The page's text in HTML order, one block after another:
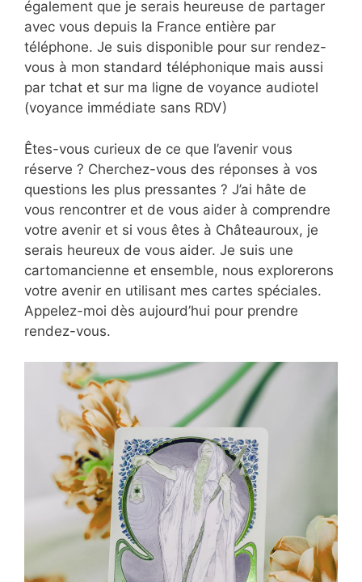
également que je serais heureuse de partager
avec vous depuis la France entière par
téléphone. Je suis disponible pour sur rendez-
vous à mon standard téléphonique mais aussi
par tchat et sur ma ligne de voyance audiotel
(voyance immédiate sans RDV)
Êtes-vous curieux de ce que l’avenir vous
réserve ? Cherchez-vous des réponses à vos
questions les plus pressantes ? J’ai hâte de
vous rencontrer et de vous aider à comprendre
votre avenir et si vous êtes à Châteauroux, je
serais heureux de vous aider. Je suis une
cartomancienne et ensemble, nous explorerons
votre avenir en utilisant mes cartes spéciales.
Appelez-moi dès aujourd’hui pour prendre
rendez-vous.